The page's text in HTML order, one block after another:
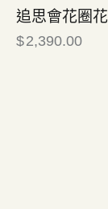
追思會花圈
$2,390.00